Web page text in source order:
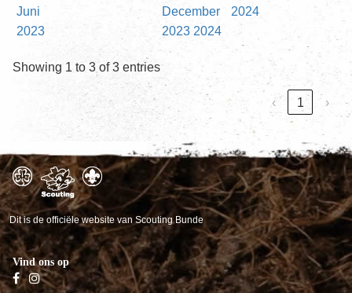
Juni
2023
December
2023 2024
2024
Showing 1 to 3 of 3 entries
‹ 1 ›
Dit is de officiële website van Scouting Bunde
Vind ons op